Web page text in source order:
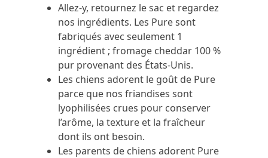
Allez-y, retournez le sac et regardez
nos ingrédients. Les Pure sont
fabriqués avec seulement 1
ingrédient ; fromage cheddar 100 %
pur provenant des États-Unis.
Les chiens adorent le goût de Pure
parce que nos friandises sont
lyophilisées crues pour conserver
l’arôme, la texture et la fraîcheur
dont ils ont besoin.
Les parents de chiens adorent Pure